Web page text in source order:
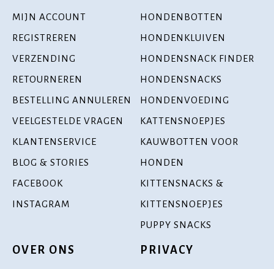
MIJN ACCOUNT
REGISTREREN
VERZENDING
RETOURNEREN
BESTELLING ANNULEREN
VEELGESTELDE VRAGEN
KLANTENSERVICE
BLOG & STORIES
FACEBOOK
INSTAGRAM
HONDENBOTTEN
HONDENKLUIVEN
HONDENSNACK FINDER
HONDENSNACKS
HONDENVOEDING
KATTENSNOEPJES
KAUWBOTTEN VOOR
HONDEN
KITTENSNACKS &
KITTENSNOEPJES
PUPPY SNACKS
OVER ONS PRIVACY